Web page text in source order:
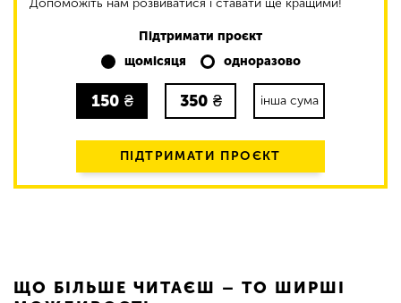
Допоможіть нам розвиватися і ставати ще кращими!
Підтримати проєкт
щомісяця
одноразово
150 ₴ 350 ₴ інша сума
ПІДТРИМАТИ ПРОЄКТ
ЩО БІЛЬШЕ ЧИТАЄШ – ТО ШИРШІ